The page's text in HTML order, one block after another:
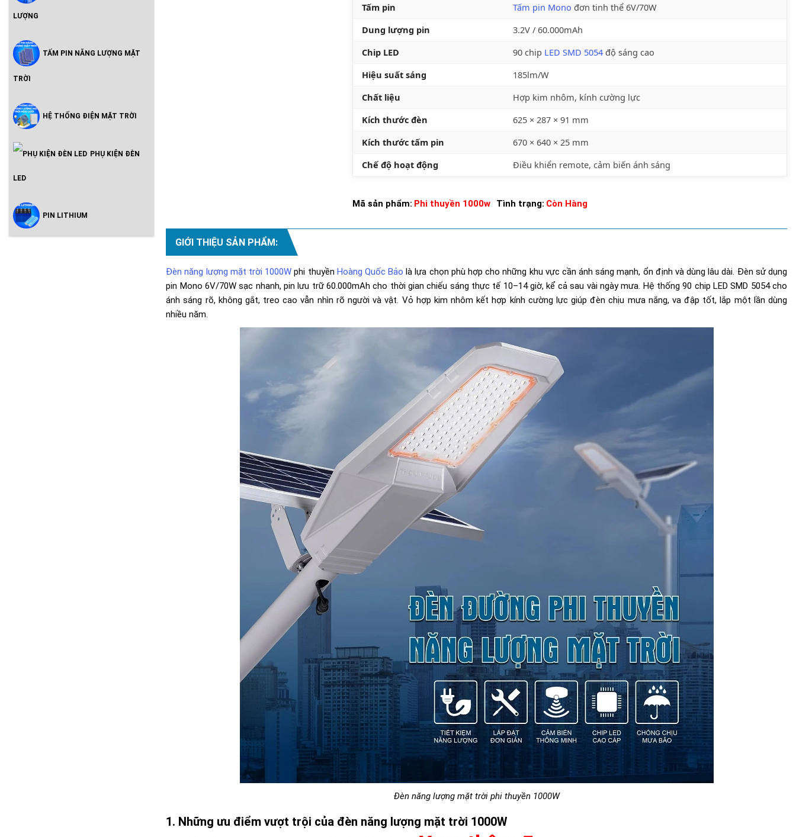
LƯỢNG
TẤM PIN NĂNG LƯỢNG MẶT
TRỜI
HỆ THỐNG ĐIỆN MẶT TRỜI
Inveter Hòa Lưới Có Lưu Trữ -
PHỤ KIỆN ĐÈN
LED
PIN LITHIUM
Tấm pin
Tấm pin Mono đơn tinh thể 6V/70W
Dung lượng pin
3.2V / 60.000mAh
Chip LED
90 chip LED SMD 5054độ sáng cao
Hiệu suất sáng
185lm/W
Chất liệu
Hợp kim nhôm, kính cường lực
Kích thước đèn
625 × 287 × 91 mm
Kích thước tấm pin
670 × 640 × 25 mm
Chế độ hoạt động
Điều khiển remote, cảm biến ánh sáng
Mã sản phẩm: Phi thuyền 1000w Tình trạng: Còn Hàng
GIỚI THIỆU SẢN PHẨM:
Đèn năng lượng mặt trời 1000W phi thuyền Hoàng Quốc Bảo là lựa chọn phù hợp cho những khu vực cần ánh sáng mạnh, ổn định và dùng lâu dài. Đèn sử dụng
pin Mono 6V/70W sạc nhanh, pin lưu trữ 60.000mAh cho thời gian chiếu sáng thực tế 10–14 giờ, kể cả sau vài ngày mưa. Hệ thống 90 chip LED SMD 5054 cho
ánh sáng rõ, không gắt, treo cao vẫn nhìn rõ người và vật. Vỏ hợp kim nhôm kết hợp kính cường lực giúp đèn chịu mưa nắng, va đập tốt, lắp một lần dùng
nhiều năm.
Đèn năng lượng mặt trời phi thuyền 1000W
Những ưu điểm vượt trội của đèn năng lượng mặt trời 1000W